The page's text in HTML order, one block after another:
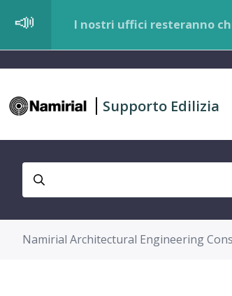
I nostri uffici resteranno
Supporto Edilizia
Namirial Architectural Engineering